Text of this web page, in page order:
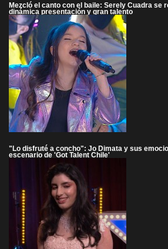
Mezcló el canto con el baile: Serely Cuadra se
dinámica presentación y gran talento
"Lo disfruté a concho": Jo Dimata y sus
escenario de 'Got Talent Chile'